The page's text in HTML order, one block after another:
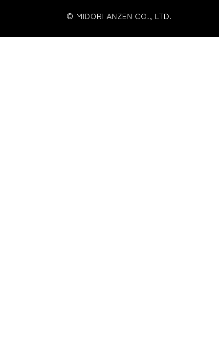
© MIDORI ANZEN CO., LTD.